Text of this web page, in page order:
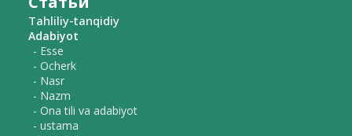
Tahliliy-tanqidiy
Adabiyot
- Esse
- Ocherk
- Nasr
- Nazm
- Ona tili va adabiyot
- ustama